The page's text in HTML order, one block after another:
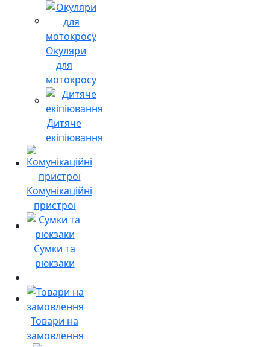
Окуляри
для
мотокросу
Дитяче
екіпіювання
Комунікаційні
пристрої
Сумки та
рюкзаки
Товари на
замовлення